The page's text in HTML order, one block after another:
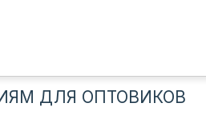
ДЛЯ ОПТОВИКОВ